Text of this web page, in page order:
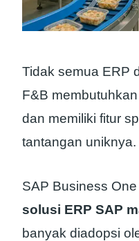
Tidak semua ERP
F&B
dan memiliki fitur
tantangan uniknya.
SAP Business
solusi ERP SAP
banyak diadopsi